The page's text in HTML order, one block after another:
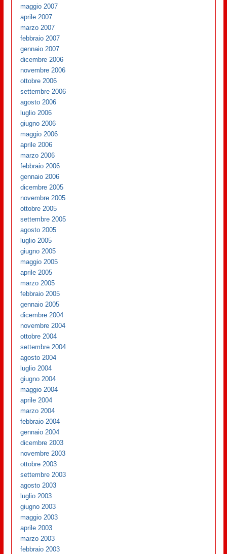
maggio 2007
aprile 2007
marzo 2007
febbraio 2007
gennaio 2007
dicembre 2006
novembre 2006
ottobre 2006
settembre 2006
agosto 2006
luglio 2006
giugno 2006
maggio 2006
aprile 2006
marzo 2006
febbraio 2006
gennaio 2006
dicembre 2005
novembre 2005
ottobre 2005
settembre 2005
agosto 2005
luglio 2005
giugno 2005
maggio 2005
aprile 2005
marzo 2005
febbraio 2005
gennaio 2005
dicembre 2004
novembre 2004
ottobre 2004
settembre 2004
agosto 2004
luglio 2004
giugno 2004
maggio 2004
aprile 2004
marzo 2004
febbraio 2004
gennaio 2004
dicembre 2003
novembre 2003
ottobre 2003
settembre 2003
agosto 2003
luglio 2003
giugno 2003
maggio 2003
aprile 2003
marzo 2003
febbraio 2003